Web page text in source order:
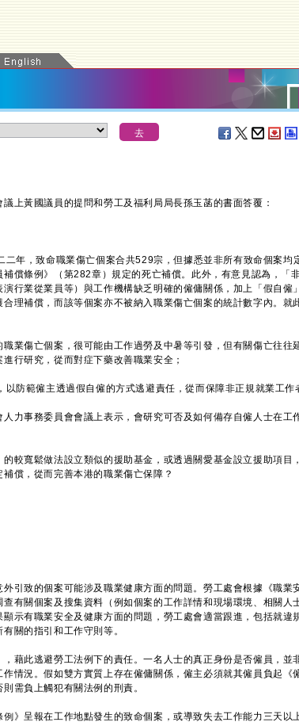
黃國議員的提問和勞工及福利局局長孫玉菡的書面答覆：
年，致命職業傷亡個案合共529宗，但據悉並非所有致命個案均
補償條例》（第282章）規定的死亡補償。此外，有意見認為，「
行業從業員等）與工作機構缺乏明確的僱傭關係，加上「假自僱
理補償，而該等個案亦不被納入職業傷亡個案的統計數字內。就
職業傷亡個案，很可能由工作過勞及中暑等引發，但有關傷亡往往
行研究，從而對症下藥改善職業安全；
以防範僱主透過假自僱的方式逃避責任，從而保障非正規就業工作
人力事務委員會會議上表示，會研究可否及如何備存自僱人士在工
的較寬鬆做法設立類似的援助基金，或透過關愛基金設立援助項目
償，從而完善本港的職業傷亡保障？
外引致的個案可能涉及職業健康方面的問題。勞工處會根據《職業
有關個案及搜集資料（例如個案的工作詳情和現場環境、相關人
示有職業安全及健康方面的問題，勞工處會適當跟進，包括就違
關的指引和工作守則等。
，藉此逃避勞工法例下的責任。一名人士的真正身份是否僱員，並
情況。假如雙方實質上存在僱傭關係，僱主必須就其僱員負起《
需負上觸犯有關法例的刑責。
例》呈報在工作地點發生的致命個案，或導致失去工作能力三天以